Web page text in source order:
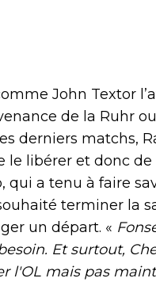
John Textor
de la Ruhr
derniers matchs,
le libérer et donc
qui a tenu à faire
terminer la
un départ. «
Et surtout,
l'OL mais pas